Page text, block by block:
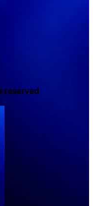
reserved